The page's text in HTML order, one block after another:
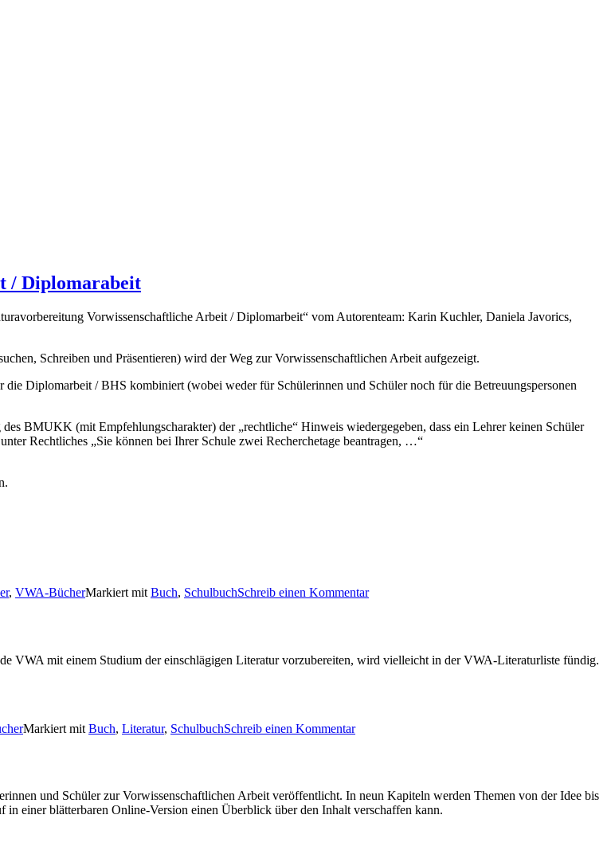
/ Diplomarabeit
Vorwissenschaftliche Arbeit / Diplomarbeit“ vom Autorenteam: Karin Kuchler, Daniela Javorics,
Schreiben und Präsentieren) wird der Weg zur Vorwissenschaftlichen Arbeit aufgezeigt.
Diplomarbeit / BHS kombiniert (wobei weder für Schülerinnen und Schüler noch für die Betreuungspersonen
BMUKK (mit Empfehlungscharakter) der „rechtliche“ Hinweis wiedergegeben, dass ein Lehrer keinen Schüler
Rechtliches „Sie können bei Ihrer Schule zwei Recherchetage beantragen, …“
, VWA-BücherMarkiert mit Buch, SchulbuchSchreib einen Kommentar
VWA mit einem Studium der einschlägigen Literatur vorzubereiten, wird vielleicht in der VWA-Literaturliste fündig.
Markiert mit Buch, Literatur, SchulbuchSchreib einen Kommentar
und Schüler zur Vorwissenschaftlichen Arbeit veröffentlicht. In neun Kapiteln werden Themen von der Idee bis
in einer blätterbaren Online-Version einen Überblick über den Inhalt verschaffen kann.